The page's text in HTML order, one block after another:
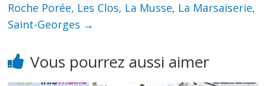
Roche Porée, Les Clos, La Musse, La Marsaiserie,
Saint-Georges →
Vous pourrez aussi aimer